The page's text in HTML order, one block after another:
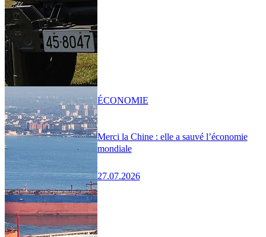
Merci la Chine : elle a sauvé l’économie
mondiale
27.07.2026
ÉCONOMIE